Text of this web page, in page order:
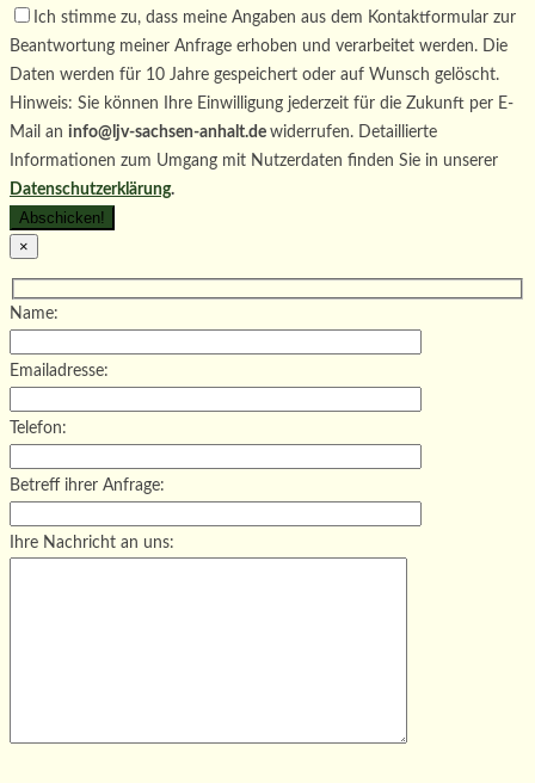
Ich stimme zu, dass meine Angaben aus dem Kontaktformular zur
Beantwortung meiner Anfrage erhoben und verarbeitet werden. Die
Daten werden für 10 Jahre gespeichert oder auf Wunsch gelöscht.
Hinweis: Sie können Ihre Einwilligung jederzeit für die Zukunft per E-
Mail an info@ljv-sachsen-anhalt.de widerrufen. Detaillierte
Informationen zum Umgang mit Nutzerdaten finden Sie in unserer
Datenschutzerklärung.
×
Name:
Emailadresse:
Telefon:
Betreff ihrer Anfrage:
Ihre Nachricht an uns: